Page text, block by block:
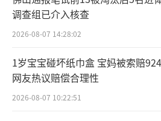
调查组已介入核查
2026-08-07 14:28:02
1岁宝宝碰坏纸巾盒 宝妈被索赔
网友热议赔偿合理性
2026-08-07 10:22:51